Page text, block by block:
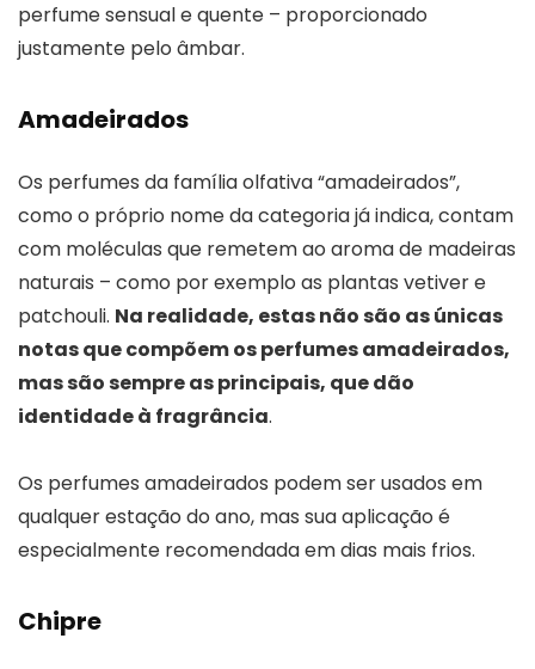
perfume sensual e quente – proporcionado
justamente pelo âmbar.
Amadeirados
Os perfumes da família olfativa “amadeirados”,
como o próprio nome da categoria já indica, contam
com moléculas que remetem ao aroma de madeiras
naturais – como por exemplo as plantas vetiver e
patchouli. Na realidade, estas não são as únicas
notas que compõem os perfumes amadeirados,
mas são sempre as principais, que dão
identidade à fragrância.
Os perfumes amadeirados podem ser usados em
qualquer estação do ano, mas sua aplicação é
especialmente recomendada em dias mais frios.
Chipre